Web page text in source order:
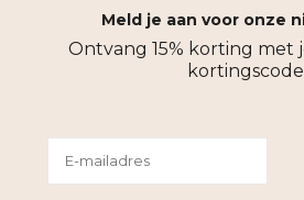
Meld je aan voor onze
Ontvang 15% korting met